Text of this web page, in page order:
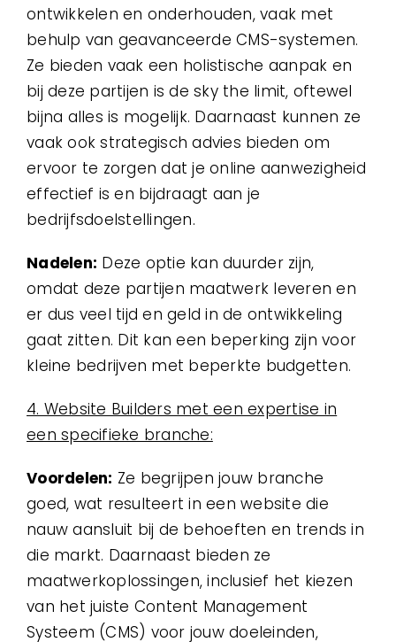
ontwikkelen en onderhouden, vaak met
behulp van geavanceerde CMS-systemen.
Ze bieden vaak een holistische aanpak en
bij deze partijen is de sky the limit, oftewel
bijna alles is mogelijk. Daarnaast kunnen ze
vaak ook strategisch advies bieden om
ervoor te zorgen dat je online aanwezigheid
effectief is en bijdraagt aan je
bedrijfsdoelstellingen.
Nadelen: Deze optie kan duurder zijn,
omdat deze partijen maatwerk leveren en
er dus veel tijd en geld in de ontwikkeling
gaat zitten. Dit kan een beperking zijn voor
kleine bedrijven met beperkte budgetten.
4. Website Builders met een expertise in
een specifieke branche:
Voordelen: Ze begrijpen jouw branche
goed, wat resulteert in een website die
nauw aansluit bij de behoeften en trends in
die markt. Daarnaast bieden ze
maatwerkoplossingen, inclusief het kiezen
van het juiste Content Management
Systeem (CMS) voor jouw doeleinden,